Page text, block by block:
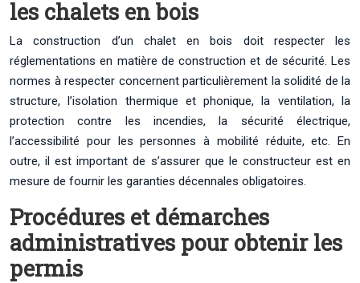
les chalets en bois
La construction d’un chalet en bois doit respecter les
réglementations en matière de construction et de sécurité. Les
normes à respecter concernent particulièrement la solidité de la
structure, l’isolation thermique et phonique, la ventilation, la
protection contre les incendies, la sécurité électrique,
l’accessibilité pour les personnes à mobilité réduite, etc. En
outre, il est important de s’assurer que le constructeur est en
mesure de fournir les garanties décennales obligatoires.
Procédures et démarches
administratives pour obtenir les
permis